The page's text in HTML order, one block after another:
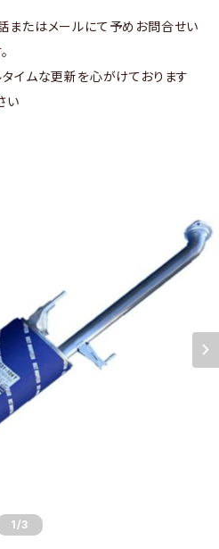
またはメールにて予めお問合せい
イムな更新を心がけております
い
1 /3